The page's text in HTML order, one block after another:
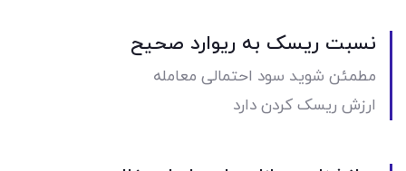
نسبت ریسک به ریوارد صحیح
مطمئن شوید سود احتمالی معامله
ارزش ریسک کردن دارد